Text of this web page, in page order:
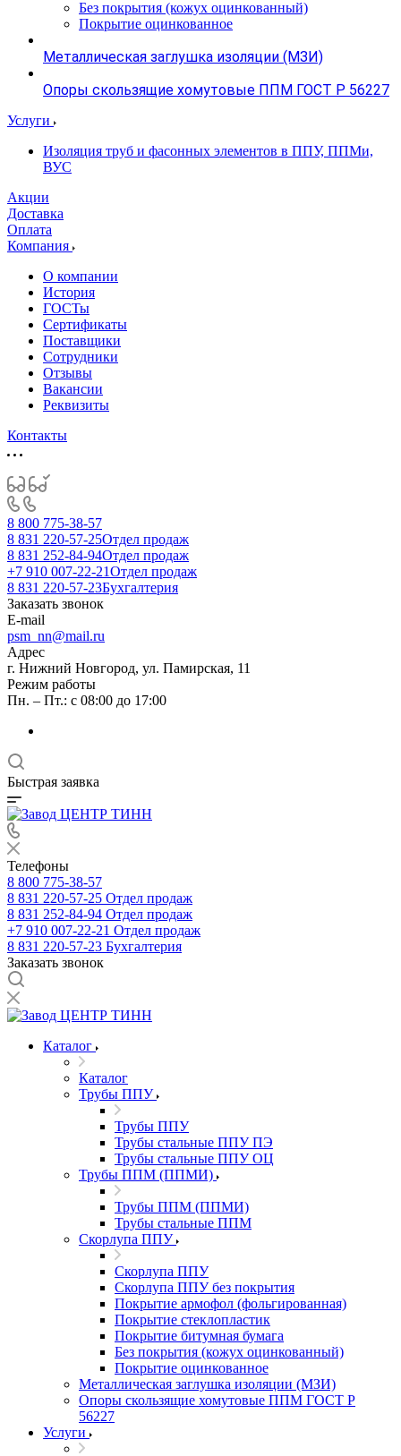
Без покрытия (кожух оцинкованный)
Покрытие оцинкованное
Металлическая заглушка изоляции (МЗИ)
Опоры скользящие хомутовые ППМ ГОСТ Р 56227
Услуги
Изоляция труб и фасонных элементов в ППУ, ППМи,
ВУС
Акции
Доставка
Оплата
Компания
О компании
История
ГОСТы
Сертификаты
Поставщики
Сотрудники
Отзывы
Вакансии
Реквизиты
Контакты
8 800 775-38-57
8 831 220-57-25Отдел продаж
8 831 252-84-94Отдел продаж
+7 910 007-22-21Отдел продаж
8 831 220-57-23Бухгалтерия
Заказать звонок
E-mail
psm_nn@mail.ru
Адрес
г. Нижний Новгород, ул. Памирская, 11
Режим работы
Пн. – Пт.: с 08:00 до 17:00
Быстрая заявка
Телефоны
8 800 775-38-57
8 831 220-57-25 Отдел продаж
8 831 252-84-94 Отдел продаж
+7 910 007-22-21 Отдел продаж
8 831 220-57-23 Бухгалтерия
Заказать звонок
Каталог
Каталог
Трубы ППУ
Трубы ППУ
Трубы стальные ППУ ПЭ
Трубы стальные ППУ ОЦ
Трубы ППМ (ППМИ)
Трубы ППМ (ППМИ)
Трубы стальные ППМ
Скорлупа ППУ
Скорлупа ППУ
Скорлупа ППУ без покрытия
Покрытие армофол (фольгированная)
Покрытие стеклопластик
Покрытие битумная бумага
Без покрытия (кожух оцинкованный)
Покрытие оцинкованное
Металлическая заглушка изоляции (МЗИ)
Опоры скользящие хомутовые ППМ ГОСТ Р
56227
Услуги